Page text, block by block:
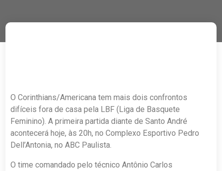
O Corinthians/Americana tem mais dois confrontos
difíceis fora de casa pela LBF (Liga de Basquete
Feminino). A primeira partida diante de Santo André
acontecerá hoje, às 20h, no Complexo Esportivo Pedro
Dell’Antonia, no ABC Paulista.
O time comandado pelo técnico Antônio Carlos